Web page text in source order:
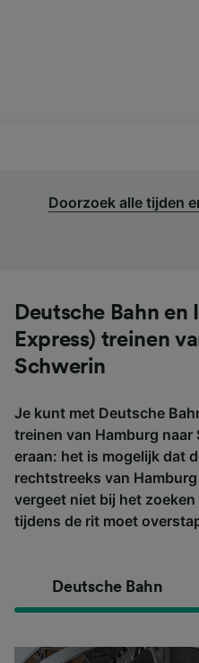
Doorzoek alle tijden
Deutsche Bahn en
Express) treinen
Schwerin
Je kunt met Deutsche
treinen van Hamburg naar
eraan: het is mogelijk dat
rechtstreeks van
vergeet niet bij het
tijdens de rit moet
Deutsche Bahn